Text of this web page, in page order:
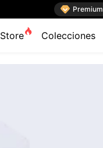
 Premium
Store Colecciones